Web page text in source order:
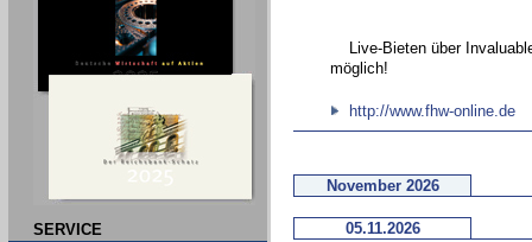
SERVICE
Live-Bieten über
möglich!
http://www.fhw-online.de
November 2026
05.11.2026